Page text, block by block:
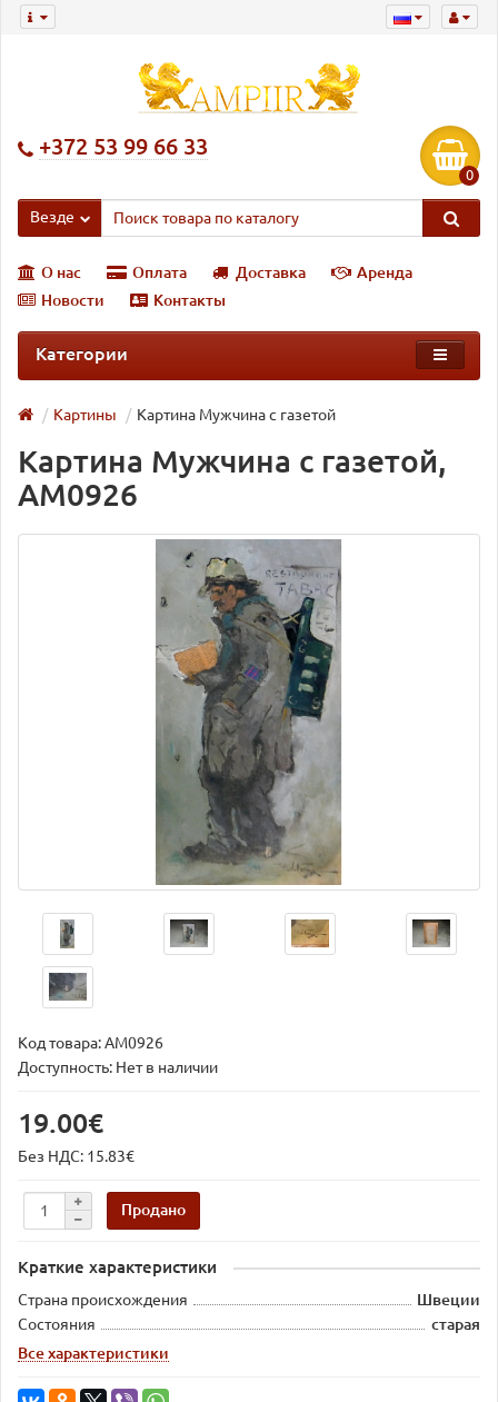
+372 53 99 66 33
0
Везде
О нас Оплата Доставка
Аренда
Новости
Контакты
Категории
Картины Картина Мужчина с газетой
Картина Мужчина с газетой,
AM0926
Код товара:AM0926
Доступность: Нет в наличии
19.00€
Без НДС: 15.83€
Продано
Краткие характеристики
Страна происхождения
Швеции
Состояния
старая
Все характеристики